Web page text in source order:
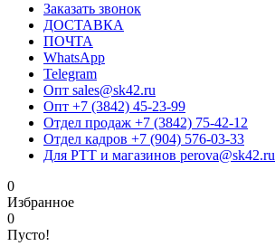
Заказать звонок
ДОСТАВКА
ПОЧТА
WhatsApp
Telegram
Опт sales@sk42.ru
Опт +7 (3842) 45-23-99
Отдел продаж +7 (3842) 75-42-12
Отдел кадров +7 (904) 576-03-33
Для РТТ и магазинов perova@sk42.ru
0
Избранное
0
Пусто!